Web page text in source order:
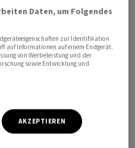
am Mittwoch in Tempe
erstmals seit Juni 2024
von 50 Punkten.
einem Anstieg auf 52,0
Niveau befindliche
legte hingegen zu. Auch
Daten, um Folgendes
zur Identifikation
auf Informationen auf einem Endgerät.
von Werbeleistung und der
sowie Entwicklung und
AKZEPTIEREN